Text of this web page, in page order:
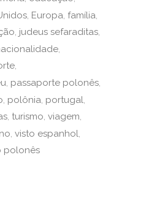
Europa família
judeus sefaraditas
passaporte polonês
polônia portugal
turismo viagem
visto espanhol
polonês